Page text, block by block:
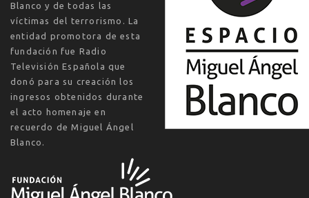
Blanco y de todas las
víctimas del terrorismo. La
entidad promotora de esta
fundación fue Radio
Televisión Española que
donó para su creación los
ingresos obtenidos durante
el acto homenaje en
recuerdo de Miguel Ángel
Blanco.